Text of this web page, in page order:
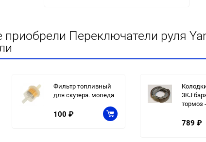
приобрели Переключатели руля
Фильтр топливный
для скутера. мопеда
100 ₽
3KJ
тормоз
789 ₽